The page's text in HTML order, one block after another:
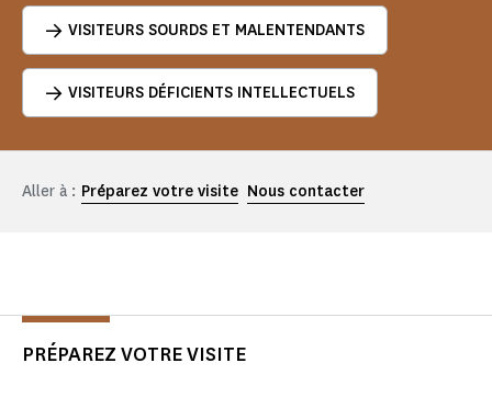
VISITEURS SOURDS ET MALENTENDANTS
VISITEURS DÉFICIENTS INTELLECTUELS
Aller à : Préparez votre visite Nous contacter
PRÉPAREZ VOTRE VISITE